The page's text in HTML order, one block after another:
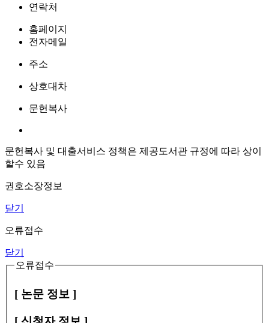
연락처
홈페이지
전자메일
주소
상호대차
문헌복사
문헌복사 및 대출서비스 정책은 제공도서관 규정에 따라 상이
할수 있음
권호소장정보
닫기
오류접수
닫기
오류접수
[ 논문 정보 ]